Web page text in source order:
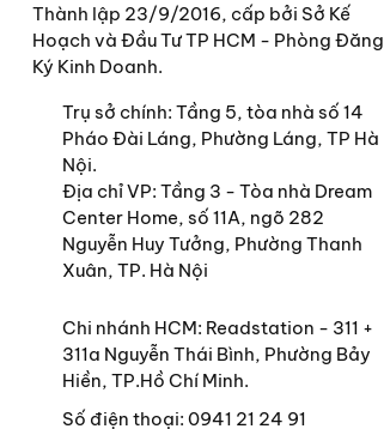
Thành lập 23/9/2016, cấp bởi Sở Kế
Hoạch và Đầu Tư TP HCM - Phòng Đăng
Ký Kinh Doanh.
Trụ sở chính: Tầng 5, tòa nhà số 14
Pháo Đài Láng, Phường Láng, TP Hà
Nội.
Địa chỉ VP: Tầng 3 - Tòa nhà Dream
Center Home, số 11A, ngõ 282
Nguyễn Huy Tưởng, Phường Thanh
Xuân, TP. Hà Nội
Chi nhánh HCM: Readstation - 311 +
311a Nguyễn Thái Bình, Phường Bảy
Hiền, TP.Hồ Chí Minh.
Số điện thoại: 0941 21 24 91